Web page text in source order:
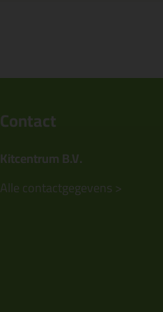
Contact
Kitcentrum B.V.
Alle contactgegevens >